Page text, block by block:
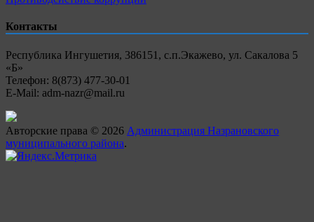
Контакты
Республика Ингушетия, 386151, с.п.Экажево, ул. Сакалова 5
«Б»
Телефон: 8(873) 477-30-01
E-Mail: adm-nazr@mail.ru
Авторские права © 2026 Администрация Назрановского
муниципального района.